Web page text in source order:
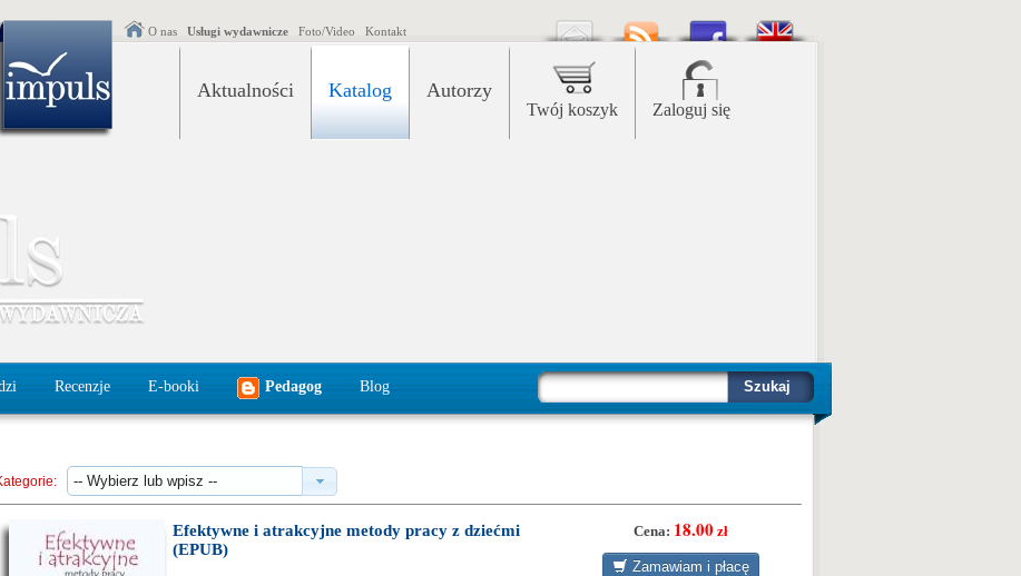
O nas Usługi wydawnicze Foto/Video Kontakt
Aktualności Katalog Autorzy
Twój koszyk Zaloguj się
Szukaj
Recenzje E-booki Pedagog Blog
Efektywne i atrakcyjne metody pracy z dziećmi
(EPUB)
Cena: 18.00 zł
Zamawiam i płacę